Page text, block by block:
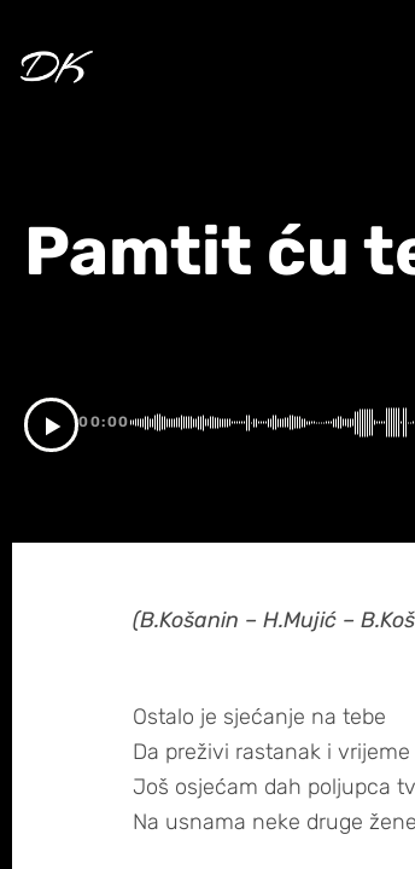
content
Pamtit ću
00:00
(B.Košanin – H.Mujić –
Ostalo je sjećanje na tebe
Da preživi rastanak i vrijeme
Još osjećam dah poljupca
Na usnama neke druge žene